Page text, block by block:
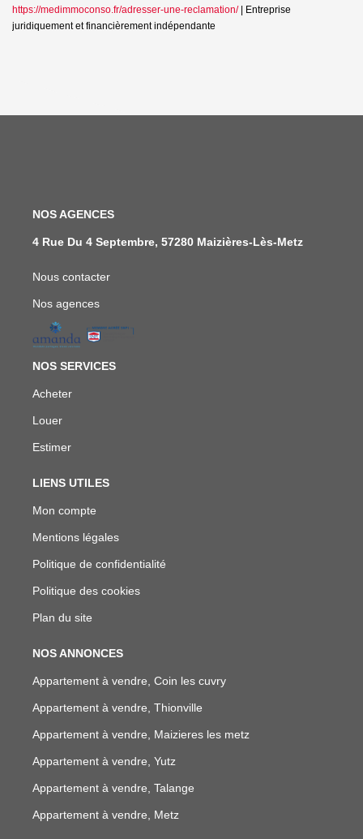
https://medimmoconso.fr/adresser-une-reclamation/| Entreprise
juridiquement et financièrement indépendante
NOS AGENCES
4 Rue Du 4 Septembre, 57280 Maizières-Lès-Metz
Nous contacter
Nos agences
NOS SERVICES
Acheter
Louer
Estimer
LIENS UTILES
Mon compte
Mentions légales
Politique de confidentialité
Politique des cookies
Plan du site
NOS ANNONCES
Appartement à vendre, Coin les cuvry
Appartement à vendre, Thionville
Appartement à vendre, Maizieres les metz
Appartement à vendre, Yutz
Appartement à vendre, Talange
Appartement à vendre, Metz